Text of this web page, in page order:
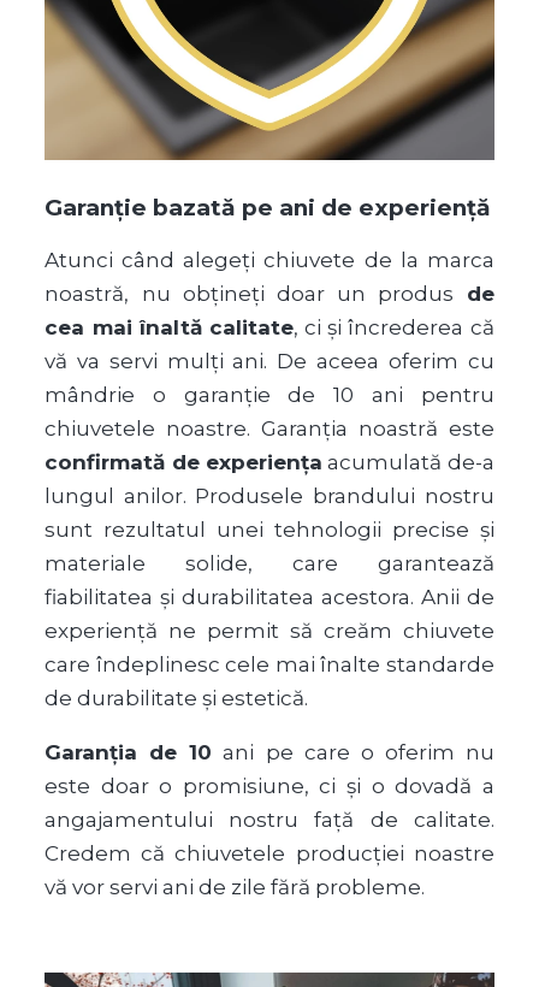
Garanție bazată pe ani de experiență
Atunci când alegeți chiuvete de la marca
noastră, nu obțineți doar un produs de
cea mai înaltă calitate, ci și încrederea că
vă va servi mulți ani. De aceea oferim cu
mândrie o garanție de 10 ani pentru
chiuvetele noastre. Garanția noastră este
confirmată de experiența acumulată de-a
lungul anilor. Produsele brandului nostru
sunt rezultatul unei tehnologii precise și
materiale solide, care garantează
fiabilitatea și durabilitatea acestora. Anii de
experiență ne permit să creăm chiuvete
care îndeplinesc cele mai înalte standarde
de durabilitate și estetică.
Garanția de 10 ani pe care o oferim nu
este doar o promisiune, ci și o dovadă a
angajamentului nostru față de calitate.
Credem că chiuvetele producției noastre
vă vor servi ani de zile fără probleme.